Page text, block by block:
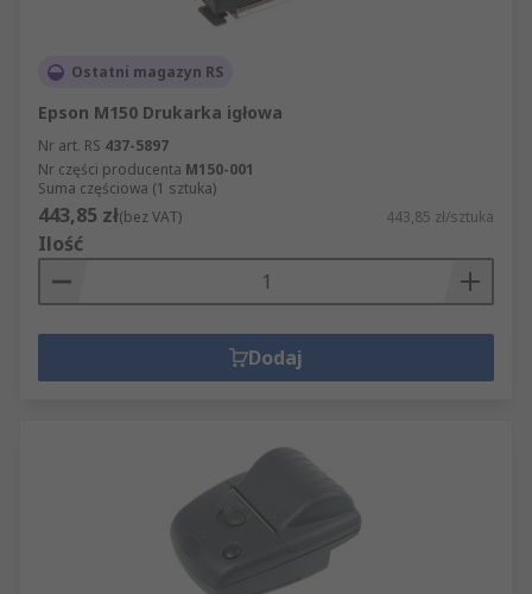
Ostatni magazyn RS
Epson M150 Drukarka igłowa
Nr art. RS 437-5897
Nr części producenta M150-001
Suma częściowa (1 sztuka)
443,85 zł(bez VAT) 443,85 zł/sztuka
Ilość
Dodaj